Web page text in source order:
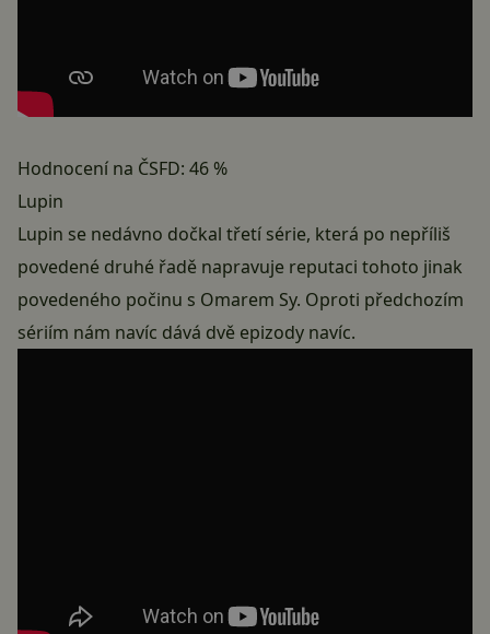
Hodnocení na ČSFD: 46 %
Lupin
Lupin se nedávno dočkal třetí série, která po nepříliš
povedené druhé řadě napravuje reputaci tohoto jinak
povedeného počinu s Omarem Sy. Oproti předchozím
sériím nám navíc dává dvě epizody navíc.